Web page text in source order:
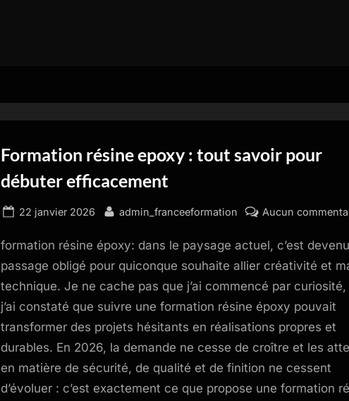
Formation résine epoxy : tout savoir pour
débuter efficacement
Posted
22 janvier 2026 By
admin_franceeformation Aucun
formation résine époxy: dans le paysage actuel, c’est
passage obligé pour quiconque souhaite allier créativité et
technique. Je ne cache pas que j’ai commencé par curiosité,
j’ai constaté que suivre une formation résine époxy pouvait
transformer des projets hésitants en réalisations propres et
durables. En 2026, la demande ne cesse de croître et les
en matière de sécurité, de qualité et de finition ne cessent
d’évoluer : c’est exactement ce que propose une formation